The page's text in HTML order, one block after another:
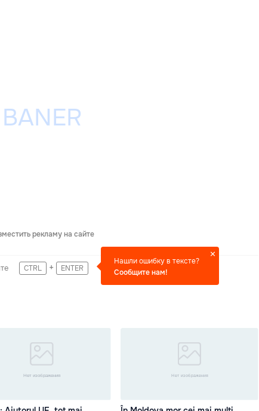
рекламу на сайте
CTRL + ENTER
Нашли ошибку в тексте?
Сообщите нам!